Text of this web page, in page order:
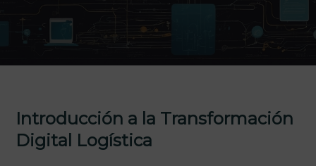
Introducción a la Transformación
Digital Logística